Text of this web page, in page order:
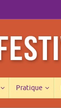
Pratique